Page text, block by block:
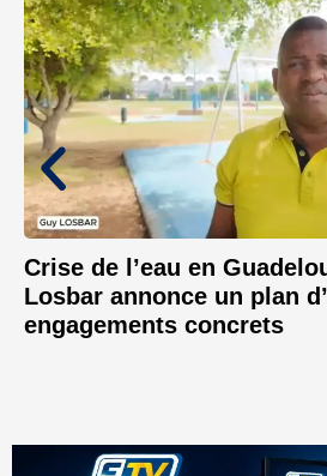
Crise de l’eau en
Losbar annonce un plan
engagements concrets